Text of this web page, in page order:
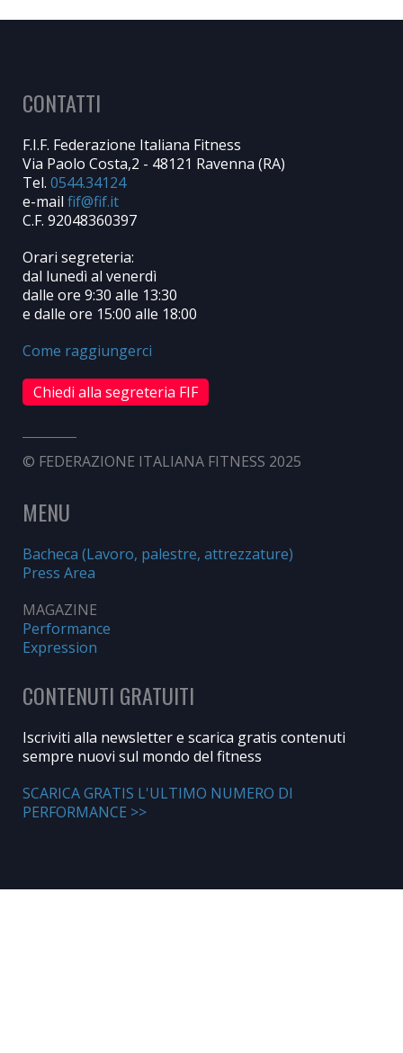
CONTATTI
F.I.F. Federazione Italiana Fitness
Via Paolo Costa,2 - 48121 Ravenna (RA)
Tel. 0544.34124
e-mail
C.F. 92048360397
Orari segreteria:
dal lunedì al venerdì
dalle ore 9:30 alle 13:30
e dalle ore 15:00 alle 18:00
Come raggiungerci
Chiedi alla segreteria FIF
© FEDERAZIONE ITALIANA FITNESS 2025
MENU
Bacheca (Lavoro, palestre, attrezzature)
Press Area
MAGAZINE
Performance
Expression
CONTENUTI GRATUITI
Iscriviti alla newsletter e scarica gratis contenuti
sempre nuovi sul mondo del fitness
SCARICA GRATIS L'ULTIMO NUMERO DI
PERFORMANCE >>